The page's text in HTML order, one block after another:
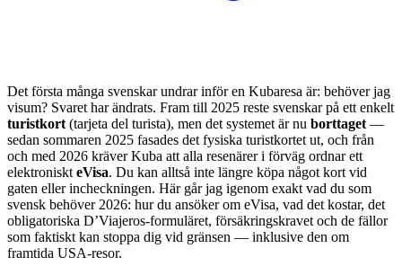
Det första många svenskar undrar inför en Kubaresa är: behöver jag
visum? Svaret har ändrats. Fram till 2025 reste svenskar på ett enkelt
turistkort (tarjeta del turista), men det systemet är nu borttaget —
sedan sommaren 2025 fasades det fysiska turistkortet ut, och från
och med 2026 kräver Kuba att alla resenärer i förväg ordnar ett
elektroniskt eVisa. Du kan alltså inte längre köpa något kort vid
gaten eller incheckningen. Här går jag igenom exakt vad du som
svensk behöver 2026: hur du ansöker om eVisa, vad det kostar, det
obligatoriska D’Viajeros-formuläret, försäkringskravet och de fällor
som faktiskt kan stoppa dig vid gränsen — inklusive den om
framtida USA-resor.